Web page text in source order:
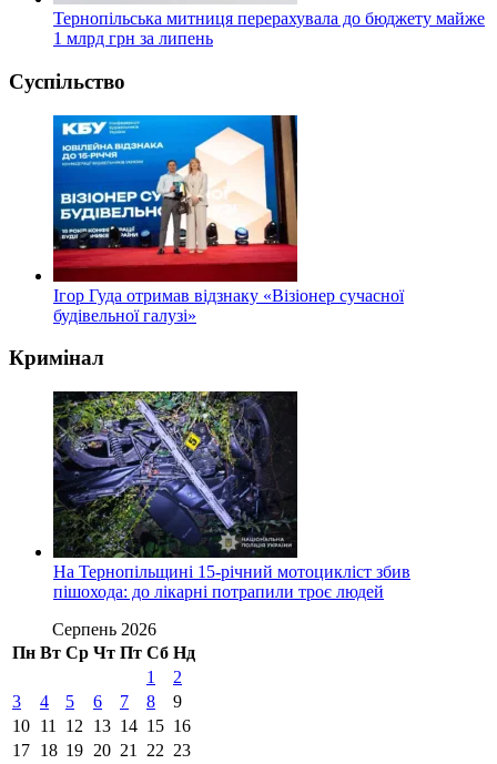
Тернопільська митниця перерахувала до бюджету майже
1 млрд грн за липень
Суспільство
Ігор Гуда отримав відзнаку «Візіонер сучасної
будівельної галузі»
Кримінал
На Тернопільщині 15-річний мотоцикліст збив
пішохода: до лікарні потрапили троє людей
Серпень 2026
Пн Вт Ср Чт Пт Сб Нд
1
2
3
4 5 6 7 8
9
10 11 12 13 14 15 16
17 18 19 20 21 22 23